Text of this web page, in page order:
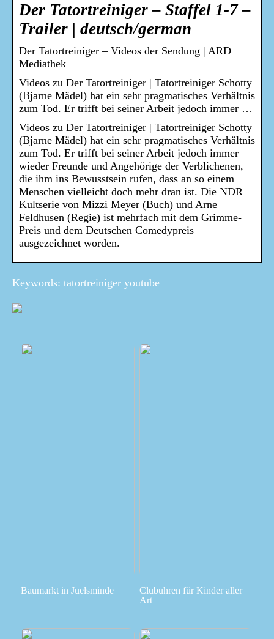
Der Tatortreiniger – Staffel 1-7 –
Trailer | deutsch/german
Der Tatortreiniger – Videos der Sendung | ARD
Mediathek
Videos zu Der Tatortreiniger | Tatortreiniger Schotty
(Bjarne Mädel) hat ein sehr pragmatisches Verhältnis
zum Tod. Er trifft bei seiner Arbeit jedoch immer …
Videos zu Der Tatortreiniger | Tatortreiniger Schotty
(Bjarne Mädel) hat ein sehr pragmatisches Verhältnis
zum Tod. Er trifft bei seiner Arbeit jedoch immer
wieder Freunde und Angehörige der Verblichenen,
die ihm ins Bewusstsein rufen, dass an so einem
Menschen vielleicht doch mehr dran ist. Die NDR
Kultserie von Mizzi Meyer (Buch) und Arne
Feldhusen (Regie) ist mehrfach mit dem Grimme-
Preis und dem Deutschen Comedypreis
ausgezeichnet worden.
Keywords: tatortreiniger youtube
Baumarkt in Juelsminde
Clubuhren für Kinder aller
Art